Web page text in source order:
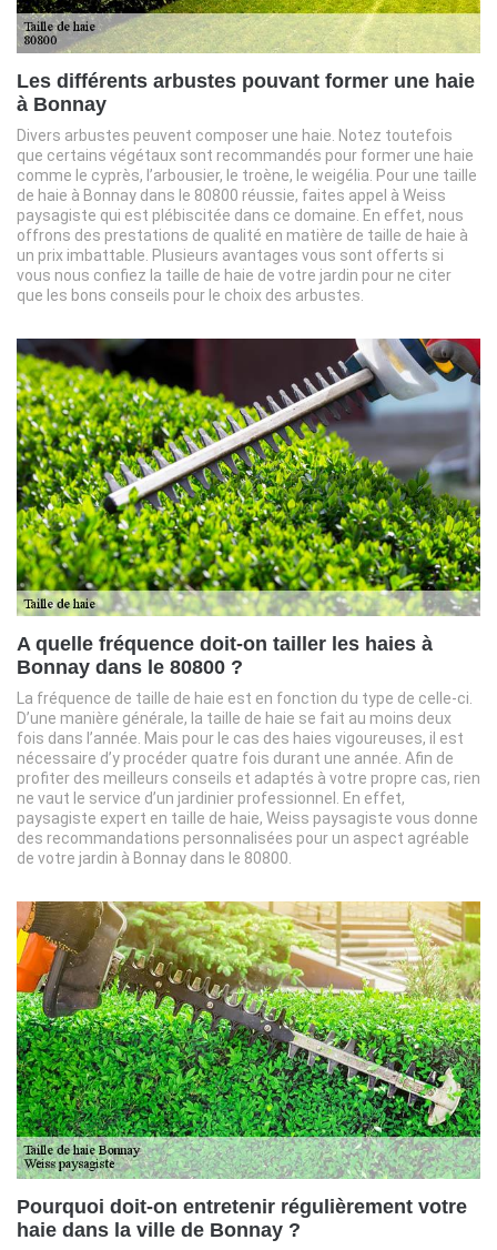
Les différents arbustes pouvant former une haie
à Bonnay
Divers arbustes peuvent composer une haie. Notez toutefois
que certains végétaux sont recommandés pour former une haie
comme le cyprès, l’arbousier, le troène, le weigélia. Pour une taille
de haie à Bonnay dans le 80800 réussie, faites appel à Weiss
paysagiste qui est plébiscitée dans ce domaine. En effet, nous
offrons des prestations de qualité en matière de taille de haie à
un prix imbattable. Plusieurs avantages vous sont offerts si
vous nous confiez la taille de haie de votre jardin pour ne citer
que les bons conseils pour le choix des arbustes.
A quelle fréquence doit-on tailler les haies à
Bonnay dans le 80800 ?
La fréquence de taille de haie est en fonction du type de celle-ci.
D’une manière générale, la taille de haie se fait au moins deux
fois dans l’année. Mais pour le cas des haies vigoureuses, il est
nécessaire d’y procéder quatre fois durant une année. Afin de
profiter des meilleurs conseils et adaptés à votre propre cas, rien
ne vaut le service d’un jardinier professionnel. En effet,
paysagiste expert en taille de haie, Weiss paysagiste vous donne
des recommandations personnalisées pour un aspect agréable
de votre jardin à Bonnay dans le 80800.
Pourquoi doit-on entretenir régulièrement votre
haie dans la ville de Bonnay ?